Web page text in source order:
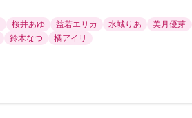
桜井あゆ 益若エリカ 水城りあ 美月優芽
鈴木なつ 橘アイリ